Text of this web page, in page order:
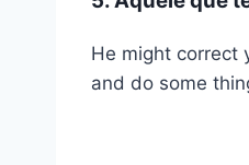
He might correct
and do some